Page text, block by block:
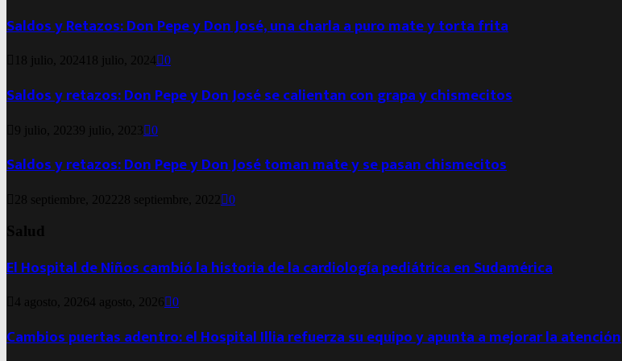
Saldos y Retazos: Don Pepe y Don José, una charla a puro mate y torta frita
18 julio, 2024 18 julio, 2024 0
Saldos y retazos: Don Pepe y Don José se calientan con grapa y chismecitos
9 julio, 20239 julio, 2023 0
Saldos y retazos: Don Pepe y Don José toman mate y se pasan chismecitos
28 septiembre, 2022 28 septiembre, 2022 0
Salud
El Hospital de Niños cambió la historia de la cardiología pediátrica en Sudamérica
4 agosto, 20264 agosto, 2026 0
Cambios puertas adentro: el Hospital Illia refuerza su equipo y apunta a mejorar la atención